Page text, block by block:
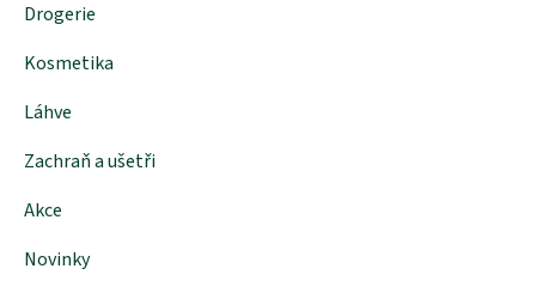
Drogerie
Kosmetika
Láhve
Zachraň a ušetři
Akce
Novinky